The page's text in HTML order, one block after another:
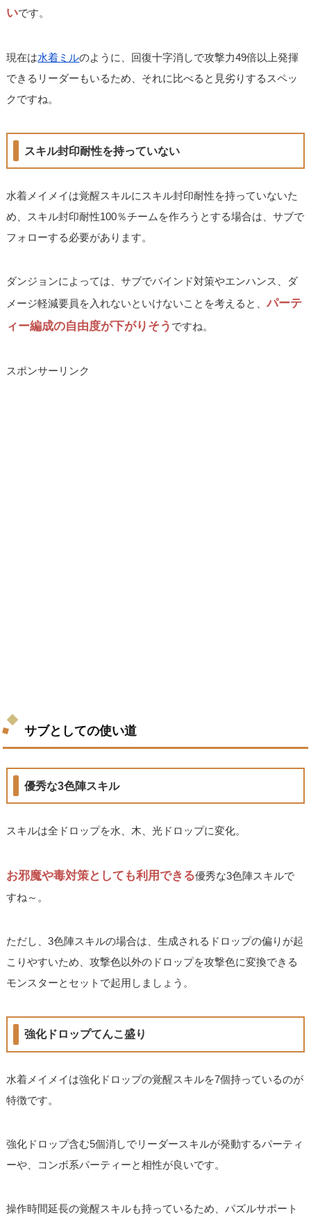
いです。
現在は水着ミルのように、回復十字消しで攻撃力49倍以上発揮
できるリーダーもいるため、それに比べると見劣りするスペッ
クですね。
スキル封印耐性を持っていない
水着メイメイは覚醒スキルにスキル封印耐性を持っていないた
め、スキル封印耐性100％チームを作ろうとする場合は、サブで
フォローする必要があります。
ダンジョンによっては、サブでバインド対策やエンハンス、ダ
メージ軽減要員を入れないといけないことを考えると、パーテ
ィー編成の自由度が下がりそう ですね。
スポンサーリンク
サブとしての使い道
優秀な3色陣スキル
スキルは全ドロップを水、木、光ドロップに変化。
お邪魔や毒対策としても利用できる優秀な3色陣スキルで
すね～。
ただし、3色陣スキルの場合は、生成されるドロップの偏りが起
こりやすいため、攻撃色以外のドロップを攻撃色に変換できる
モンスターとセットで起用しましょう。
強化ドロップてんこ盛り
水着メイメイは強化ドロップの覚醒スキルを7個持っているのが
特徴です。
強化ドロップ含む5個消しでリーダースキルが発動するパーティ
ーや、コンボ系パーティーと相性が良いです。
操作時間延長の覚醒スキルも持っているため、パズルサポート